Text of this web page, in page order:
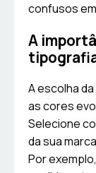
confusos
A
A escolha
as cores
Selecione
da sua
Por